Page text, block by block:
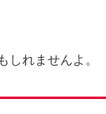
しれませんよ。